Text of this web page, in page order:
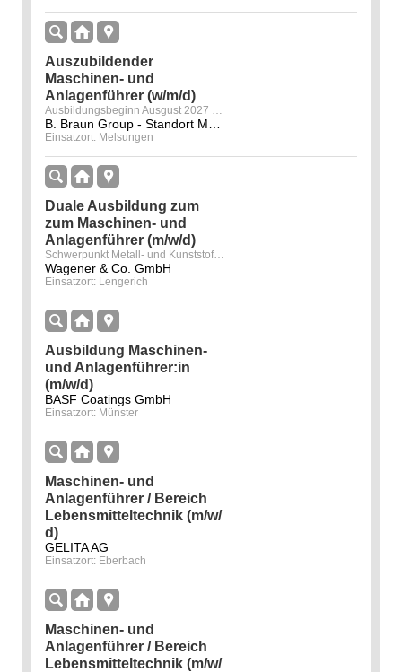
Auszubildender
Maschinen- und
Anlagenführer (w/m/d)
Ausbildungsbeginn Ausgust 2027 am Standort Melsungen
Einsatzort: Melsungen
Duale Ausbildung zum
zum Maschinen- und
Anlagenführer (m/w/d)
Schwerpunkt Metall- und Kunststofftechnik
Wagener & Co. GmbH
Einsatzort: Lengerich
Ausbildung Maschinen-
und Anlagenführer:in
(m/w/d)
BASF Coatings GmbH
Einsatzort: Münster
Maschinen- und
Anlagenführer / Bereich
Lebensmitteltechnik (m/w/
d)
GELITA AG
Einsatzort: Eberbach
Maschinen- und
Anlagenführer / Bereich
Lebensmitteltechnik (m/w/